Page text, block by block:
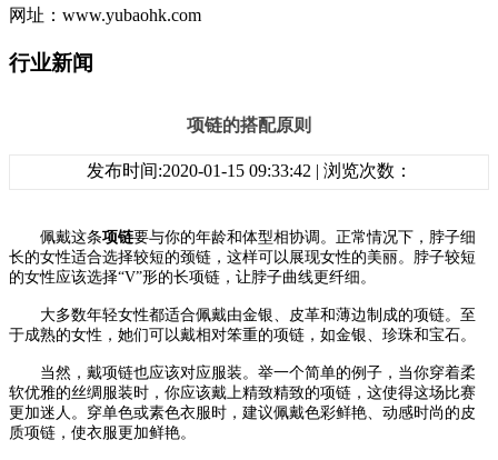
网址：www.yubaohk.com
行业新闻
项链的搭配原则
发布时间:2020-01-15 09:33:42 | 浏览次数：
佩戴这条项链要与你的年龄和体型相协调。正常情况下，脖子细
长的女性适合选择较短的颈链，这样可以展现女性的美丽。脖子较短
的女性应该选择“V”形的长项链，让脖子曲线更纤细。
大多数年轻女性都适合佩戴由金银、皮革和薄边制成的项链。至
于成熟的女性，她们可以戴相对笨重的项链，如金银、珍珠和宝石。
当然，戴项链也应该对应服装。举一个简单的例子，当你穿着柔
软优雅的丝绸服装时，你应该戴上精致精致的项链，这使得这场比赛
更加迷人。穿单色或素色衣服时，建议佩戴色彩鲜艳、动感时尚的皮
质项链，使衣服更加鲜艳。